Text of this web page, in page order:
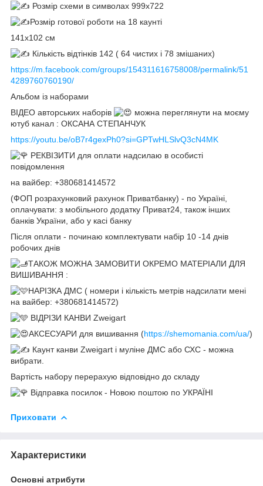
Розмір схеми в символах 999х722
Розмір готової роботи на 18 каунті
141х102 см
Кількість відтінків 142 ( 64 чистих і 78 змішаних)
https://m.facebook.com/groups/154311616758008/permalink/51
4289760760190/
Альбом із наборами
ВІДЕО авторських наборів
можна переглянути на моєму
ютуб канал : ОКСАНА СТЕПАНЧУК
https://youtu.be/oB7r4gexPh0?si=GPTwHLSlvQ3cN4MK
РЕКВІЗИТИ для оплати надсилаю в особисті
повідомлення
на вайбер: +380681414572
(ФОП розрахунковий рахунок Приватбанку) - по Україні,
оплачувати: з мобільного додатку Приват24, також інших
банків України, або у касі банку
Після оплати - починаю комплектувати набір 10 -14 днів
робочих днів
ТАКОЖ МОЖНА ЗАМОВИТИ ОКРЕМО МАТЕРІАЛИ ДЛЯ
ВИШИВАННЯ :
НАРІЗКА ДМС ( номери і кількість метрів надсилати мені
на вайбер: +380681414572)
ВІДРІЗИ КАНВИ Zweigart
АКСЕСУАРИ для вишивання (https://shemomania.com/ua/)
Каунт канви Zweigart і муліне ДМС або СХС - можна
вибрати.
Вартість набору перерахую відповідно до складу
Відправка посилок - Новою поштою по УКРАЇНІ
Приховати
Характеристики
Основні атрибути